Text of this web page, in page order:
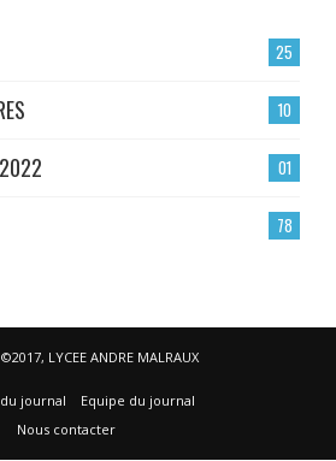
25
10
01
78
LYCEE ANDRE MALRAUX
journal
Equipe du journal
Nous contacter